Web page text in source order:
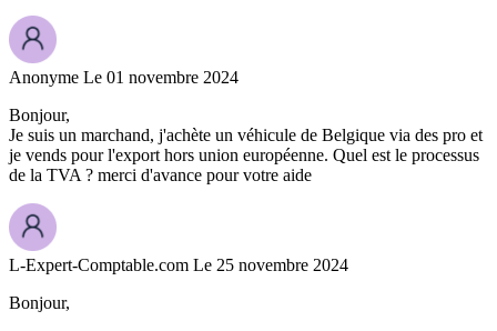
Anonyme Le 01 novembre 2024
Bonjour,
Je suis un marchand, j'achète un véhicule de Belgique via des pro et
je vends pour l'export hors union européenne. Quel est le processus
de la TVA ? merci d'avance pour votre aide
L-Expert-Comptable.com Le 25 novembre 2024
Bonjour,